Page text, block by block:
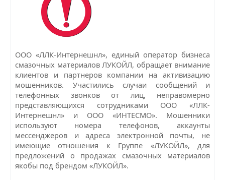
ООО «ЛЛК-Интернешнл», единый оператор бизнеса
смазочных материалов ЛУКОЙЛ, обращает внимание
клиентов и партнеров компании на активизацию
мошенников. Участились случаи сообщений и
телефонных звонков от лиц, неправомерно
представляющихся сотрудниками ООО «ЛЛК-
Интернешнл» и ООО «ИНТЕСМО». Мошенники
используют номера телефонов, аккаунты
мессенджеров и адреса электронной почты, не
имеющие отношения к Группе «ЛУКОЙЛ», для
предложений о продажах смазочных материалов
якобы под брендом «ЛУКОЙЛ».